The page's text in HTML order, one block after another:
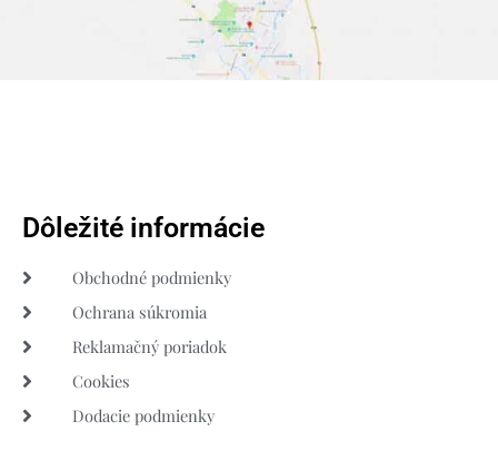
Dôležité informácie
Obchodné podmienky
Ochrana súkromia
Reklamačný poriadok
Cookies
Dodacie podmienky